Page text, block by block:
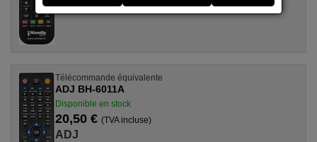
Télécommande équivalente
ADJ BH-6011A
Disponible en stock
20,50 € (TVA incluse)
ADJ